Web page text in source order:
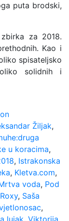
puta brodski,
za 2018.
Kao i
spisateljsko
solidnih i
Žiljak,
u koracima,
, Istrakonska
, Kletva.com,
voda, Pod
Roxy, Saša
,